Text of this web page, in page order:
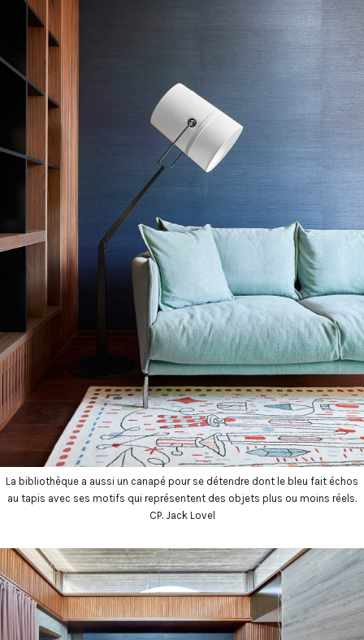
La bibliothèque a aussi un canapé pour se détendre dont le bleu fait échos
au tapis avec ses motifs qui représentent des objets plus ou moins réels.
CP. Jack Lovel